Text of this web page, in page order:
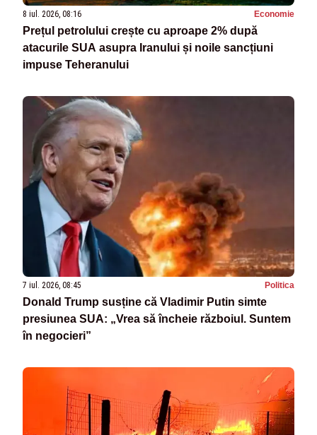
8 iul. 2026, 08:16 Economie
Prețul petrolului crește cu aproape 2% după
atacurile SUA asupra Iranului și noile sancțiuni
impuse Teheranului
7 iul. 2026, 08:45 Politica
Donald Trump susține că Vladimir Putin simte
presiunea SUA: „Vrea să încheie războiul. Suntem
în negocieri”